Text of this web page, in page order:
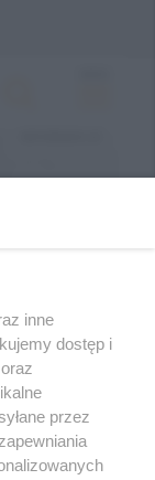
inne
dostęp i
przez